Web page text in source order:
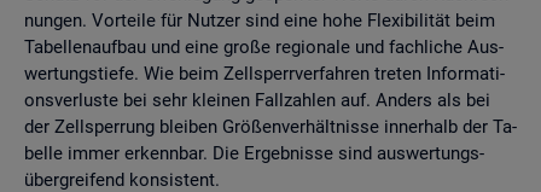
nun­gen. Vor­tei­le für Nut­zer sind eine hohe Fle­xi­bi­li­tät beim
Ta­bel­len­auf­bau und eine große re­gio­na­le und fach­li­che Aus­
wer­tungs­tie­fe. Wie beim Zell­sperr­ver­fah­ren tre­ten In­for­ma­ti­
ons­ver­lus­te bei sehr klei­nen Fall­zah­len auf. An­ders als bei
der Zell­sper­rung blei­ben Grö­ßen­ver­hält­nis­se in­ner­halb der Ta­
bel­le immer er­kenn­bar. Die Er­geb­nis­se sind aus­wer­tungs­
über­grei­fend kon­sis­tent.